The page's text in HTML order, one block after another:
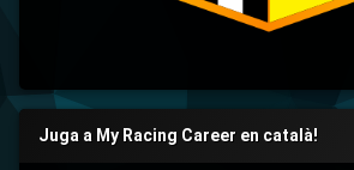
Juga a My Racing Career en català!